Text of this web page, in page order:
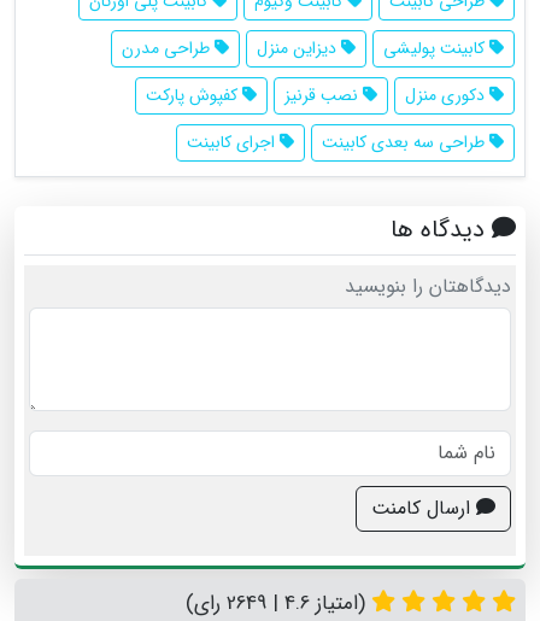
کابینت پولیشی
دیزاین منزل
طراحی مدرن
دکوری منزل
نصب قرنیز
کفپوش پارکت
طراحی سه بعدی کابینت
اجرای کابینت
دیدگاه ها
دیدگاهتان را بنویسید
ارسال کامنت
(امتیاز 4.6 | 2649 رای)